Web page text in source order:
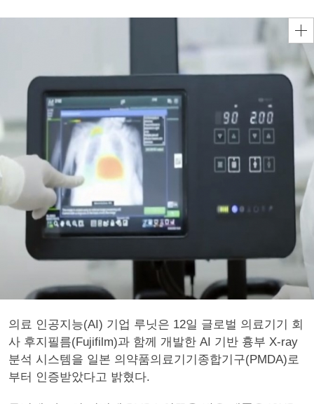
의료 인공지능(AI) 기업 루닛은 12일 글로벌 의료기기 회
사 후지필름(Fujifilm)과 함께 개발한 AI 기반 흉부 X-ray
분석 시스템을 일본 의약품의료기기종합기구(PMDA)로
부터 인증받았다고 밝혔다.